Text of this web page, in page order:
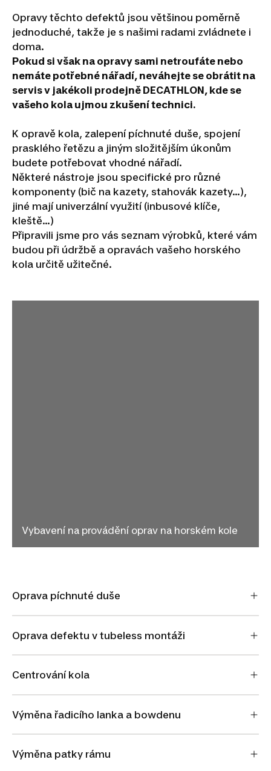
Opravy těchto defektů jsou většinou poměrně
jednoduché, takže je s našimi radami zvládnete i
doma.
Pokud si však na opravy sami netroufáte nebo
nemáte potřebné nářadí, neváhejte se obrátit na
servis v jakékoli prodejně DECATHLON, kde se
vašeho kola ujmou zkušení technici.
K opravě kola, zalepení píchnuté duše, spojení
prasklého řetězu a jiným složitějším úkonům
budete potřebovat vhodné nářadí.
Některé nástroje jsou specifické pro různé
komponenty (bič na kazety, stahovák kazety…),
jiné mají univerzální využití (inbusové klíče,
kleště…)
Připravili jsme pro vás seznam výrobků, které vám
budou při údržbě a opravách vašeho horského
kola určitě užitečné.
Vybavení na provádění oprav na horském kole
Oprava píchnuté duše
Oprava defektu v tubeless montáži
Centrování kola
Výměna řadicího lanka a bowdenu
Výměna patky rámu